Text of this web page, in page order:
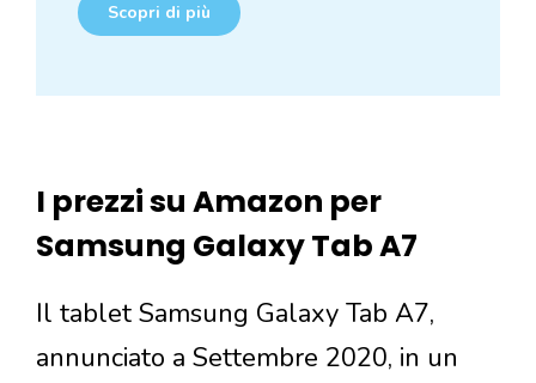
Scopri di più
I prezzi su Amazon per
Samsung Galaxy Tab A7
Il tablet Samsung Galaxy Tab A7,
annunciato a Settembre 2020, in un